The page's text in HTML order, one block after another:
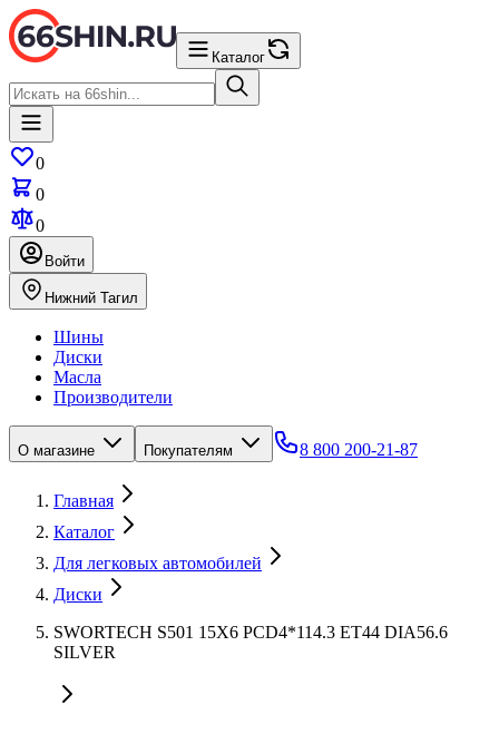
Каталог
0
0
0
Войти
Нижний Тагил
Шины
Диски
Масла
Производители
О магазине Покупателям 8 800 200-21-87
Главная
Каталог
Для легковых автомобилей
Диски
SWORTECH S501 15X6 PCD4*114.3 ET44 DIA56.6
SILVER